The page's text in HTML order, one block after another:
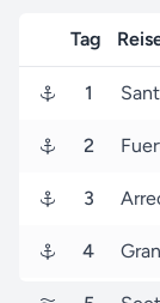
und Gran
Land und
Ihre
Santa Cruz
endet sie am
Tenerife
Ihre Reise
Tag
1
2
3
4